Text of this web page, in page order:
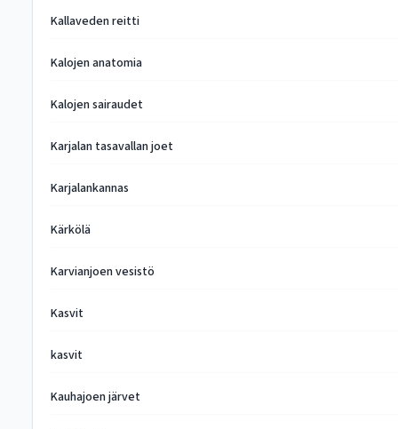
Kallaveden reitti
Kalojen anatomia
Kalojen sairaudet
Karjalan tasavallan joet
Karjalankannas
Kärkölä
Karvianjoen vesistö
Kasvit
kasvit
Kauhajoen järvet